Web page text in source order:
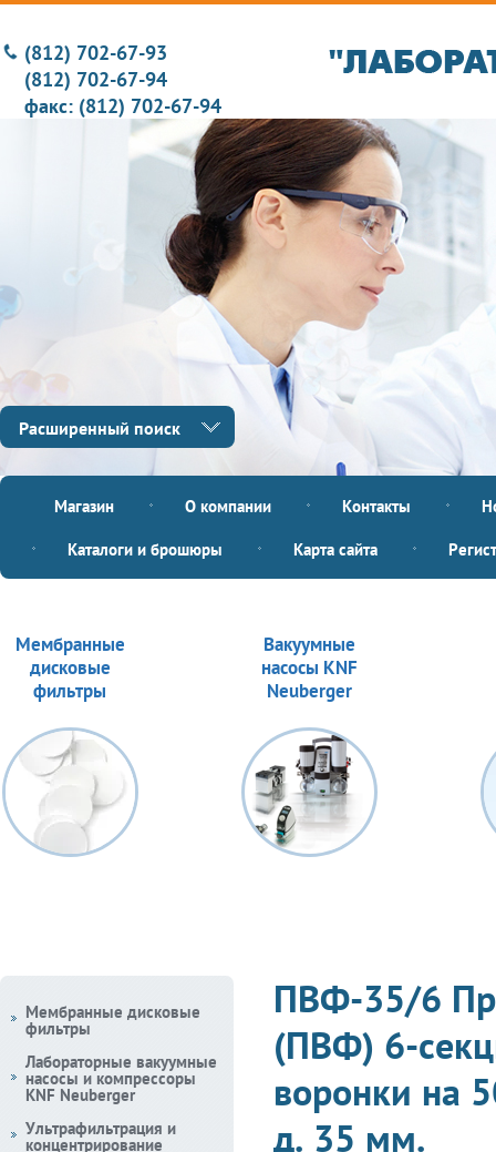
(812) 702-67-93
(812) 702-67-94
факс: (812) 702-67-94
Расширенный поиск
Магазин О компании Контакты
Каталоги и брошюры Карта сайта
Мембранные
дисковые
фильтры
Вакуумные
насосы KNF
Neuberger
ПВФ-35/6
(ПВФ) 6-
воронки на
д. 35 мм.
Мембранные дисковые
фильтры
Лабораторные вакуумные
насосы и компрессоры
KNF Neuberger
Ультрафильтрация и
концентрирование